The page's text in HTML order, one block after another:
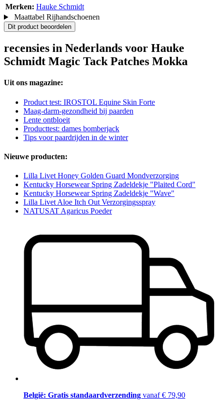
Merken: Hauke Schmidt
Maattabel Rijhandschoenen
Dit product beoordelen
recensies in Nederlands voor Hauke
Schmidt Magic Tack Patches Mokka
Uit ons magazine:
Product test: IROSTOL Equine Skin Forte
Maag-darm-gezondheid bij paarden
Lente ontbloeit
Producttest: dames bomberjack
Tips voor paardrijden in de winter
Nieuwe producten:
Lilla Livet Honey Golden Guard Mondverzorging
Kentucky Horsewear Spring Zadeldekje "Plaited Cord"
Kentucky Horsewear Spring Zadeldekje "Wave"
Lilla Livet Aloe Itch Out Verzorgingsspray
NATUSAT Agaricus Poeder
België: Gratis standaardverzending vanaf € 79,90